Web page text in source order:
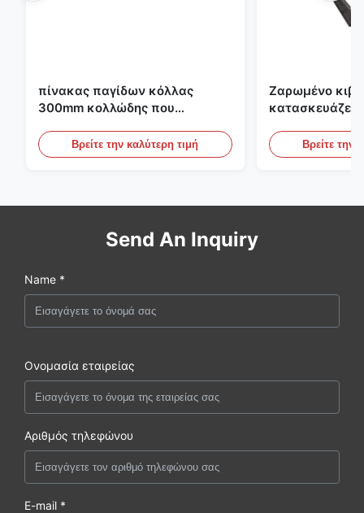
πίνακας παγίδων κόλλας
300mm κολλώδης που
γεωργίαΒρείτε την καλύτερη τιμή
Ζαρωμένο
κατασκευάζει
το ζαρωμένο
Βρείτε την
Send An Inquiry
Name *
Ονομασία εταιρείας
Αριθμός τηλεφώνου
E-mail *